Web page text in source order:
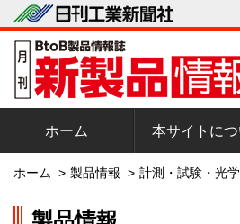
ホーム 本サイトにつ
ホーム > 製品情報 > 計測・試験・光学